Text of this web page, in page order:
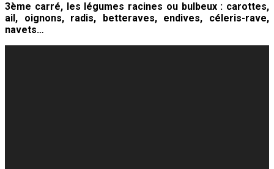
3ème carré, les légumes racines ou bulbeux : carottes,
ail, oignons, radis, betteraves, endives, céleris-rave,
navets…